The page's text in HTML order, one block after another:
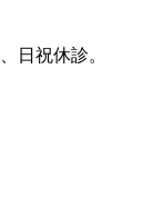
日祝休診。